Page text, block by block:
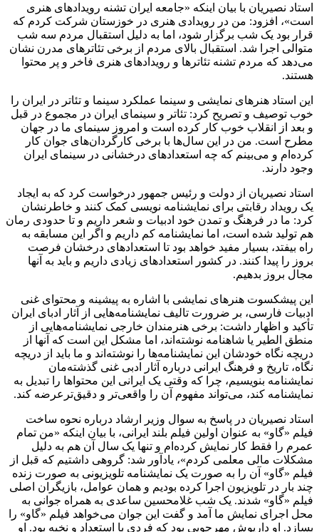
استاد نصیریان با بیان اینکه «جامعه ایران تشنه رویدادهای هنری
است»، افزود: من در رویدادی هنری در خوزستان شرکت کردم که
قرار بود یک شب برگزار شود، اما به دلیل استقبال مردم سه شب
متوالی اجرا شد. استقبال بالای مردم از برخی تئاترهای مدرن نشان
می‌دهد که مردم تشنه تئاترها و رویدادهای هنری فاخر و پر محتوا
هستند.
این استاد هنرهای نمایشی و سینما عملکرد سینما و تئاتر در ایران را
خوب توصیف و تصریح کرد: تئاتر و سینمای ایران در مجموع در قبل
و بعد از انقلاب خوب کار کرده است و امروز سینمای ما در جهان
مطرح است. من در این سال‌ها با برخی کارگردان‌های جوان کار
کرده‌ام و می‌بینم که چه استعدادهای درخشانی در سینمای ایران
وجود دارند.
استاد نصیریان از دولت و رئیس جمهور درخواست کرد که به ایجاد
یک رویداد رقابتی برای نمایشنامه نویسی کمک کنند و خاطرنشان
کرد: ما در فرهنگ و تمدن خود ادبیات و شعر داریم و تا حدودی رمان
هم تولید شده است، اما نمایشنامه کم داریم و اگر این مسابقه به
راه بیفتد، بسیار مفید خواهد بود تا استعدادهای درخشان فرصت
بروز را پیدا کنند. در کشور استعدادهای زیادی داریم و باید به آنها
مجال بروز بدهیم.
این پیشکسوت هنرهای نمایشی با اشاره به پیشینه و محتوای غنی
ادبیات فارسی، بر ضرورت تالیف نمایشنامه‌هایی از آثار ادبای ایران
تأکید و اظهار داشت: برخی هنرمندان خارجی نمایشنامه‌هایی از
منطق الطیر یا شاهنامه نوشته‌اند، اما مشکل این است که آنها از
دریچه نگاه خودشان این نمایشنامه‌ها را نوشته‌اند و ما باید از دریچه
نگاه، تاریخ و فرهنگ ایرانی درباره آثار ادبی غنی گذشته‌مان
نمایشنامه بنویسیم، چرا که وقتی یک ایرانی این محتواها را تبدیل به
نمایشنامه کند، می‌تواند مفهوم آن را واقعی‌تر و دقیق‌ترعرضه کند.
استاد نصیریان در پاسخ به سوال وزیر ارشاد درباره نحوه ساخت
فیلم «گاو» به عنوان اولین فیلم بلند ایرانی، با بیان اینکه «من تمام
عمرم را فقط کار نمایش کرده‌ام و تنها یک سال آن هم به دلیل
مشکلات مالی معلمی کردم»، یادآور شد: گروهی داشتیم که قبل از
فیلم «گاو» آن را به صورت یک نمایشنامه تلویزیونی به صورت زنده
چند بار در تلویزیون اجرا کرده بودیم و همان عوامل، بازیگران اصلی
فیلم «گاو» شدند. یک شب غلامحسین ساعدی به همراه جوانی به
محل اجرای نمایش ما آمد و گفت این جوان می‌خواهد فیلم «گاو» را
بسازد. او داریوش مهرجویی بود که فردی با استعداد و نخبه بود. او